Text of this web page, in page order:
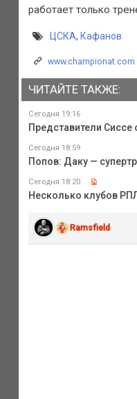
работает только
ЦСКА, Кафанов
www.championat.com
ЧИТАЙТЕ ТАКЖЕ:
Сегодня 19:16
Представители Сиссе
Сегодня 18:59
Попов: Даку —
Сегодня 18:20
Несколько клубов
Ramsfield